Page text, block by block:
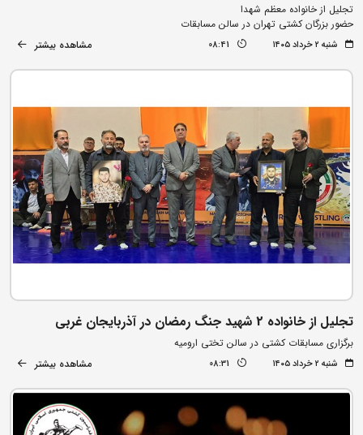
تجلیل از خانواده معظم شهدا
حضور بزرگان کشتی تهران در سالن مسابقات
شنبه ۲ خرداد ۱۴۰۵ 08:41 مشاهده بیشتر
تجلیل از خانواده 2 شهید جنگ رمضان در آذربایجان غربی
برگزاری مسابقات کشتی در سالن تختی ارومیه
شنبه ۲ خرداد ۱۴۰۵ 08:31 مشاهده بیشتر